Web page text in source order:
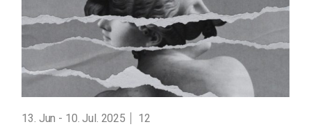
13. Jun 10. Jul. 2025 12